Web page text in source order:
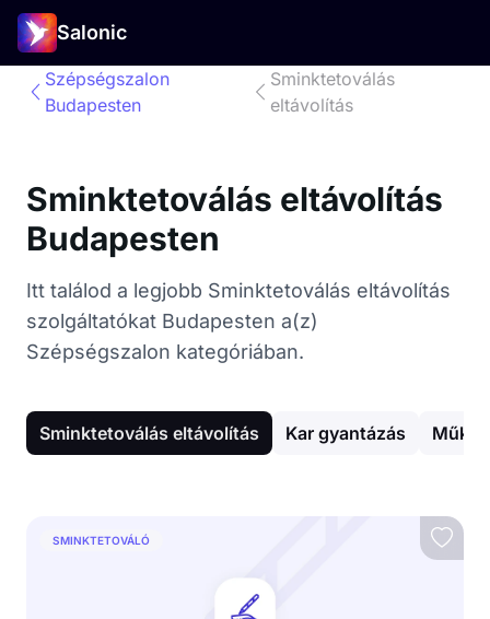
Salonic
Szépségszalon
Budapesten
Sminktetoválás
eltávolítás
Sminktetoválás eltávolítás
Budapesten
Itt találod a legjobb Sminktetoválás eltávolítás
szolgáltatókat Budapesten a(z)
Szépségszalon kategóriában.
Sminktetoválás eltávolítás Kar gyantázás
SMINKTETOVÁLÓ